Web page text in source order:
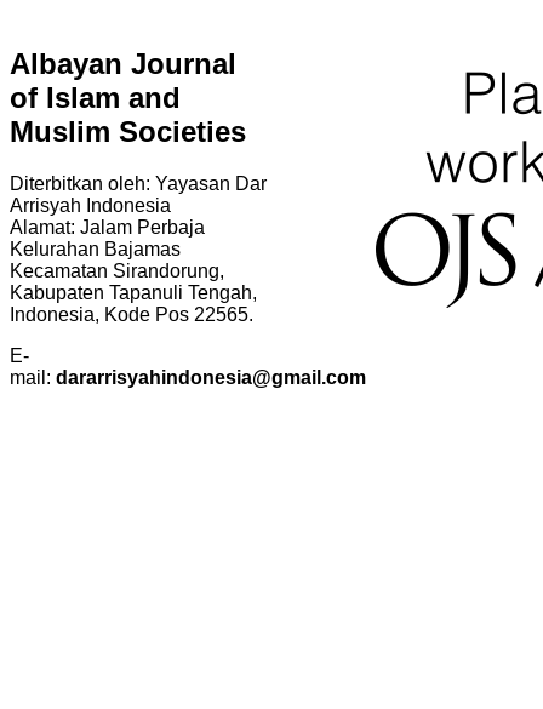
Albayan Journal
of Islam and
Muslim Societies
Diterbitkan oleh: Yayasan Dar
Arrisyah Indonesia
Alamat: Jalam Perbaja
Kelurahan Bajamas
Kecamatan Sirandorung,
Kabupaten Tapanuli Tengah,
Indonesia, Kode Pos 22565.
E-
mail: dararrisyahindonesia@gmail.com